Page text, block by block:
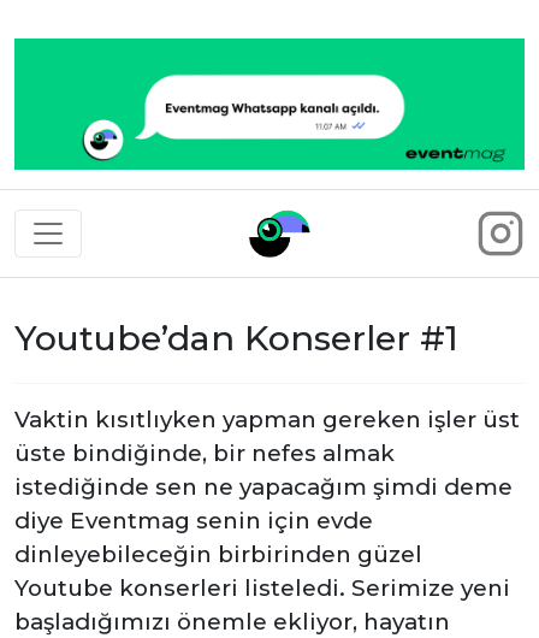
Eventmag
Youtube’dan Konserler #1
Vaktin kısıtlıyken yapman gereken işler üst
üste bindiğinde, bir nefes almak
istediğinde sen ne yapacağım şimdi deme
diye Eventmag senin için evde
dinleyebileceğin birbirinden güzel
Youtube konserleri listeledi. Serimize yeni
başladığımızı önemle ekliyor, hayatın